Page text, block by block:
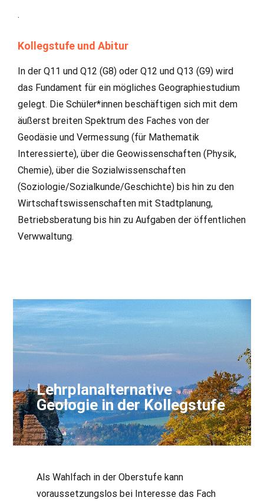
.
Kollegstufe und Abitur
In der Q11 und Q12 (G8) oder Q12 und Q13 (G9) wird
das Fundament für ein mögliches Geographiestudium
gelegt. Die Schüler*innen beschäftigen sich mit dem
äußerst breiten Spektrum des Faches von der
Geodäsie und Vermessung (für Mathematik
Interessierte), über die Geowissenschaften (Physik,
Chemie), über die Sozialwissenschaften
(Soziologie/Sozialkunde/Geschichte) bis hin zu den
Wirtschaftswissenschaften mit Stadtplanung,
Betriebsberatung bis hin zu Aufgaben der öffentlichen
Verwwaltung.
Lehrplanalternative
Geologie in der Kollegstufe
Als Wahlfach in der Oberstufe kann
voraussetzungslos bei Interesse das Fach